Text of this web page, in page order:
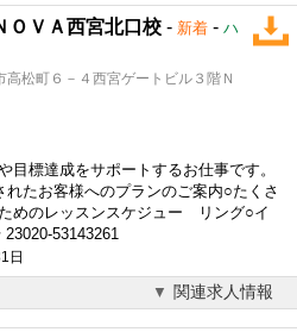
ＯＶＡ西宮北口校 - 新着 - ハ
松町６－４西宮ゲートビル３階Ｎ
目標達成をサポートするお仕事です。
たお客様へのプランのご案内○たくさ
めのレッスンスケジュー リング○イ
53143261
日
関連求人情報